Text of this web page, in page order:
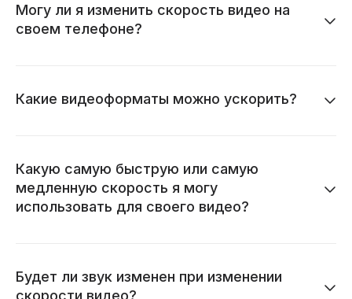
Могу ли я изменить скорость видео на
своем телефоне?
Какие видеоформаты можно ускорить?
Какую самую быструю или самую
медленную скорость я могу
использовать для своего видео?
Будет ли звук изменен при изменении
скорости видео?